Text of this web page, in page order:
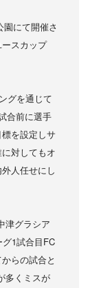
園にて開催さ
スカップ
グを通じて
合前に選手
を設定しサ
対してもオ
人任せにし
津グラシア
1試合目FC
らの試合と
多くミスが